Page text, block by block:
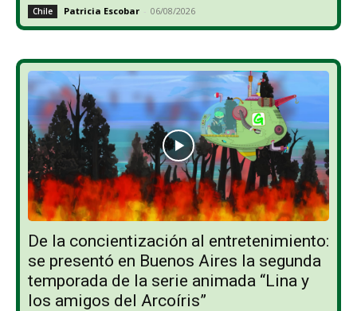
Chile Patricia Escobar - 06/08/2026
De la concientización al entretenimiento:
se presentó en Buenos Aires la segunda
temporada de la serie animada “Lina y
los amigos del Arcoíris”